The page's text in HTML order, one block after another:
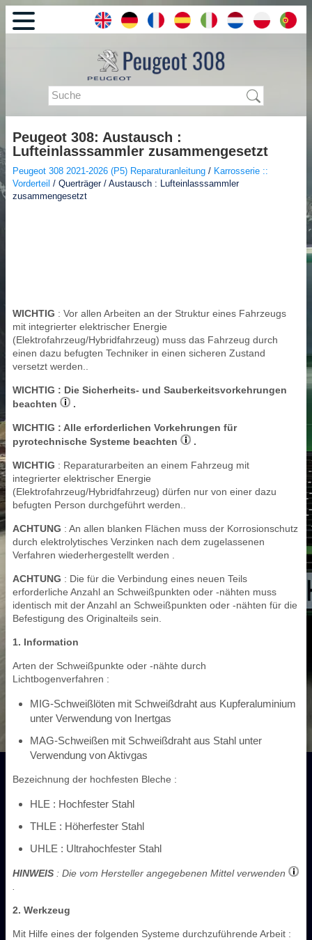
Peugeot 308: Austausch :
Lufteinlasssammler zusammengesetzt
Peugeot 308 2021-2026 (P5) Reparaturanleitung / Karrosserie ::
Vorderteil / Querträger / Austausch : Lufteinlasssammler
zusammengesetzt
WICHTIG : Vor allen Arbeiten an der Struktur eines Fahrzeugs
mit integrierter elektrischer Energie
(Elektrofahrzeug/Hybridfahrzeug) muss das Fahrzeug durch
einen dazu befugten Techniker in einen sicheren Zustand
versetzt werden..
WICHTIG : Die Sicherheits- und Sauberkeitsvorkehrungen
beachten
.
WICHTIG : Alle erforderlichen Vorkehrungen für
pyrotechnische Systeme beachten
.
WICHTIG : Reparaturarbeiten an einem Fahrzeug mit
integrierter elektrischer Energie
(Elektrofahrzeug/Hybridfahrzeug) dürfen nur von einer dazu
befugten Person durchgeführt werden..
ACHTUNG : An allen blanken Flächen muss der Korrosionschutz
durch elektrolytisches Verzinken nach dem zugelassenen
Verfahren wiederhergestellt werden .
ACHTUNG : Die für die Verbindung eines neuen Teils
erforderliche Anzahl an Schweißpunkten oder -nähten muss
identisch mit der Anzahl an Schweißpunkten oder -nähten für die
Befestigung des Originalteils sein.
1. Information
Arten der Schweißpunkte oder -nähte durch
Lichtbogenverfahren :
MIG-Schweißlöten mit Schweißdraht aus Kupferaluminium
unter Verwendung von Inertgas
MAG-Schweißen mit Schweißdraht aus Stahl unter
Verwendung von Aktivgas
Bezeichnung der hochfesten Bleche :
HLE : Hochfester Stahl
THLE : Höherfester Stahl
UHLE : Ultrahochfester Stahl
HINWEIS : Die vom Hersteller angegebenen Mittel verwenden
2. Werkzeug
Mit Hilfe eines der folgenden Systeme durchzuführende Arbeit :